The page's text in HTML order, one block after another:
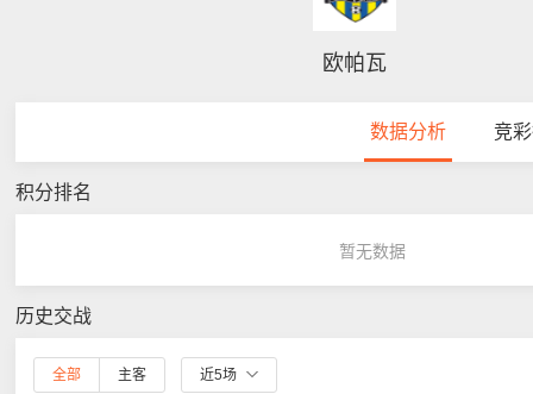
欧帕瓦
数据分析 竞
积分排名
暂无数据
历史交战
全部 主客 近5场